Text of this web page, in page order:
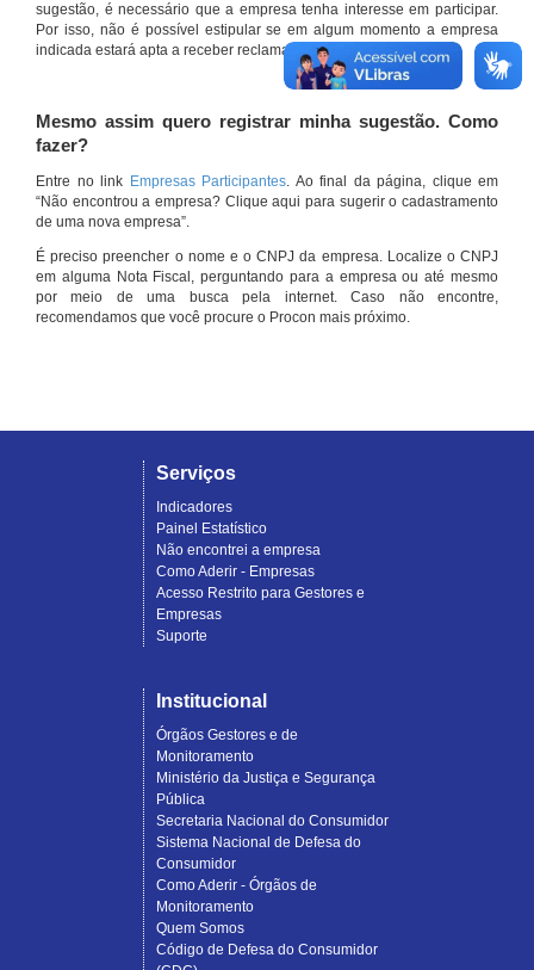
sugestão, é necessário que a empresa tenha interesse em participar.
Por isso, não é possível estipular se em algum momento a empresa
indicada estará apta a receber reclamações por meio do site.
Mesmo assim quero registrar minha sugestão. Como
fazer?
Entre no link Empresas Participantes. Ao final da página, clique em
“Não encontrou a empresa? Clique aqui para sugerir o cadastramento
de uma nova empresa”.
É preciso preencher o nome e o CNPJ da empresa. Localize o CNPJ
em alguma Nota Fiscal, perguntando para a empresa ou até mesmo
por meio de uma busca pela internet. Caso não encontre,
recomendamos que você procure o Procon mais próximo.
Serviços
Indicadores
Painel Estatístico
Não encontrei a empresa
Como Aderir - Empresas
Acesso Restrito para Gestores e
Empresas
Suporte
Institucional
Órgãos Gestores e de
Monitoramento
Ministério da Justiça e Segurança
Pública
Secretaria Nacional do Consumidor
Sistema Nacional de Defesa do
Consumidor
Como Aderir - Órgãos de
Monitoramento
Quem Somos
Código de Defesa do Consumidor